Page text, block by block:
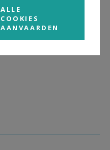
ALLE
COOKIES
AANVAARDEN